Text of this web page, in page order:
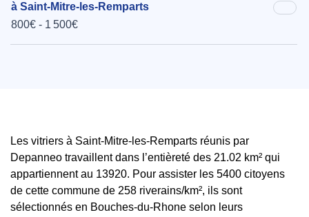
à Saint-Mitre-les-Remparts
800€ - 1 500€
Les vitriers à Saint-Mitre-les-Remparts réunis par
Depanneo travaillent dans l’entièreté des 21.02 km² qui
appartiennent au 13920. Pour assister les 5400 citoyens
de cette commune de 258 riverains/km², ils sont
sélectionnés en Bouches-du-Rhone selon leurs